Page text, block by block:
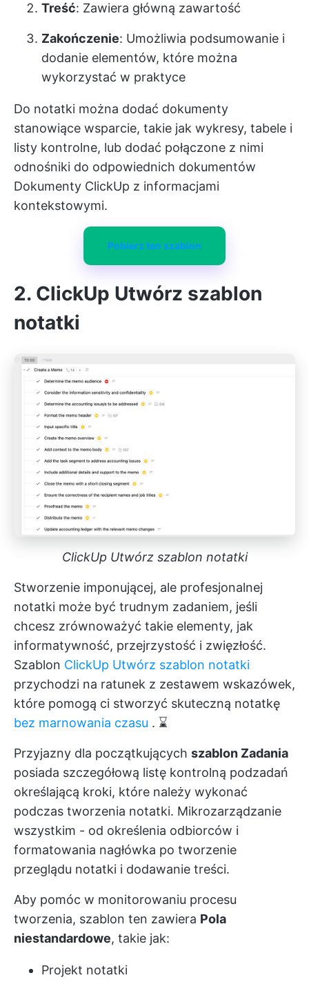
Treść: Zawiera główną zawartość
Zakończenie: Umożliwia podsumowanie i
dodanie elementów, które można
wykorzystać w praktyce
Do notatki można dodać dokumenty
stanowiące wsparcie, takie jak wykresy, tabele i
listy kontrolne, lub dodać połączone z nimi
odnośniki do odpowiednich dokumentów
Dokumenty ClickUp z informacjami
kontekstowymi.
Pobierz ten szablon
2. ClickUp Utwórz szablon
notatki
ClickUp Utwórz szablon notatki
Stworzenie imponującej, ale profesjonalnej
notatki może być trudnym zadaniem, jeśli
chcesz zrównoważyć takie elementy, jak
informatywność, przejrzystość i zwięzłość.
Szablon ClickUp Utwórz szablon notatki
przychodzi na ratunek z zestawem wskazówek,
które pomogą ci stworzyć skuteczną notatkę
bez marnowania czasu . ⌛
Przyjazny dla początkujących szablon Zadania
posiada szczegółową listę kontrolną podzadań
określającą kroki, które należy wykonać
podczas tworzenia notatki. Mikrozarządzanie
wszystkim - od określenia odbiorców i
formatowania nagłówka po tworzenie
przeglądu notatki i dodawanie treści.
Aby pomóc w monitorowaniu procesu
tworzenia, szablon ten zawiera Pola
niestandardowe, takie jak:
Projekt notatki